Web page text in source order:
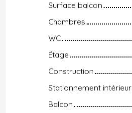
Surface balcon
Chambres
WC
Étage
Construction
Stationnement intérieur
Balcon